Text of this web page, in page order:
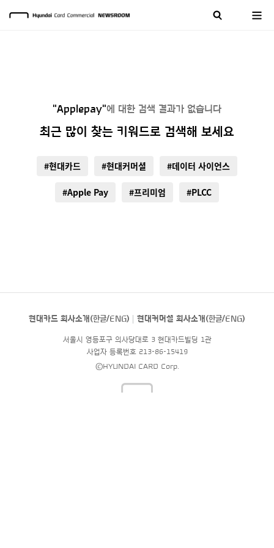
"Applepay"에 대한 검색 결과가 없습니다
최근 많이 찾는 키워드로 검색해 보세요
#현대카드 #현대커머셜 #데이터 사이언스
#Apple Pay #프리미엄 #PLCC
현대카드 회사소개(한글/ENG) 현대커머셜 회사소개(한글/ENG)
서울시 영등포구 의사당대로 3 현대카드빌딩 1관
사업자 등록번호 213-86-15419
©HYUNDAI CARD Corp.